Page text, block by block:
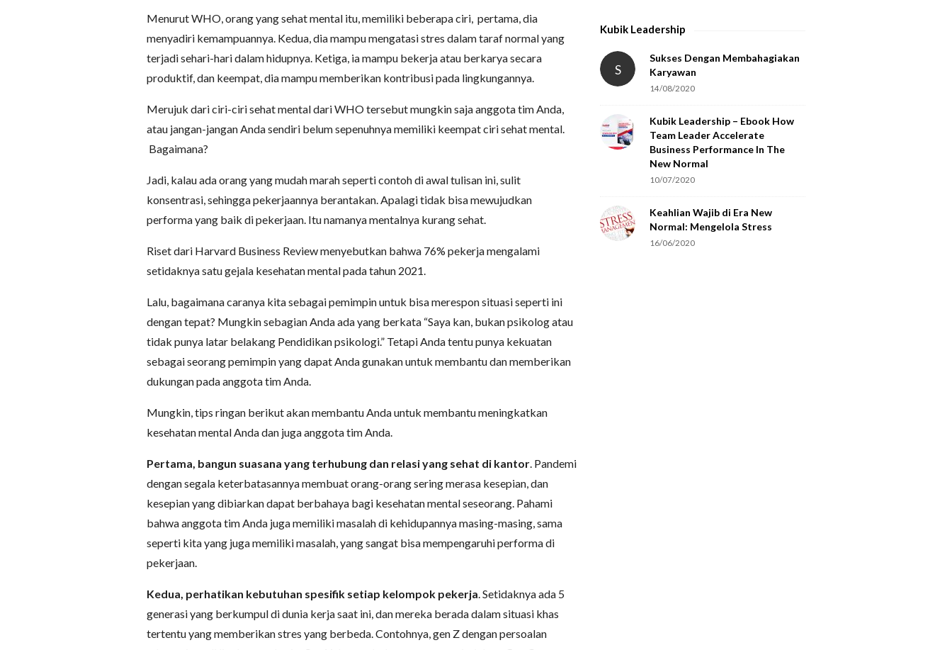
Menurut WHO, orang yang sehat mental itu, memiliki beberapa ciri, pertama, dia
menyadiri kemampuannya. Kedua, dia mampu mengatasi stres dalam taraf normal yang
terjadi sehari-hari dalam hidupnya. Ketiga, ia mampu bekerja atau berkarya secara
produktif, dan keempat, dia mampu memberikan kontribusi pada lingkungannya.
Merujuk dari ciri-ciri sehat mental dari WHO tersebut mungkin saja anggota tim Anda,
atau jangan-jangan Anda sendiri belum sepenuhnya memiliki keempat ciri sehat mental.
Bagaimana?
Jadi, kalau ada orang yang mudah marah seperti contoh di awal tulisan ini, sulit
konsentrasi, sehingga pekerjaannya berantakan. Apalagi tidak bisa mewujudkan
performa yang baik di pekerjaan. Itu namanya mentalnya kurang sehat.
Riset dari Harvard Business Review menyebutkan bahwa 76% pekerja mengalami
setidaknya satu gejala kesehatan mental pada tahun 2021.
Lalu, bagaimana caranya kita sebagai pemimpin untuk bisa merespon situasi seperti ini
dengan tepat? Mungkin sebagian Anda ada yang berkata “Saya kan, bukan psikolog atau
tidak punya latar belakang Pendidikan psikologi.” Tetapi Anda tentu punya kekuatan
sebagai seorang pemimpin yang dapat Anda gunakan untuk membantu dan memberikan
dukungan pada anggota tim Anda.
Mungkin, tips ringan berikut akan membantu Anda untuk membantu meningkatkan
kesehatan mental Anda dan juga anggota tim Anda.
Pertama, bangun suasana yang terhubung dan relasi yang sehat di kantor. Pandemi
dengan segala keterbatasannya membuat orang-orang sering merasa kesepian, dan
kesepian yang dibiarkan dapat berbahaya bagi kesehatan mental seseorang. Pahami
bahwa anggota tim Anda juga memiliki masalah di kehidupannya masing-masing, sama
seperti kita yang juga memiliki masalah, yang sangat bisa mempengaruhi performa di
pekerjaan.
Kedua, perhatikan kebutuhan spesifik setiap kelompok pekerja. Setidaknya ada 5
generasi yang berkumpul di dunia kerja saat ini, dan mereka berada dalam situasi khas
tertentu yang memberikan stres yang berbeda. Contohnya, gen Z dengan persoalan
Kubik Leadership
S
Sukses Dengan Membahagiakan
Karyawan
14/08/2020
Kubik Leadership – Ebook How
Team Leader Accelerate
Business Performance In The
New Normal
10/07/2020
Keahlian Wajib di Era New
Normal: Mengelola Stress
16/06/2020